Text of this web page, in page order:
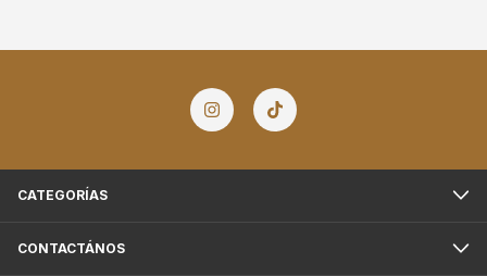
CATEGORÍAS
CONTACTÁNOS